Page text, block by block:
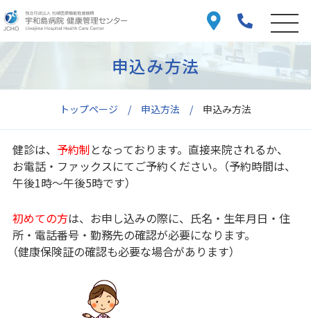
トップページ 申込方法 申込み方法
申込み方法
健診は、 予約制となっております。直接来院されるか、
お電話・ファックスにてご予約ください。（予約時間は、
午後1時～午後5時です）
初めての方は、お申し込みの際に、氏名・生年月日・住
所・電話番号・勤務先の確認が必要になります。
（健康保険証の確認も必要な場合があります）